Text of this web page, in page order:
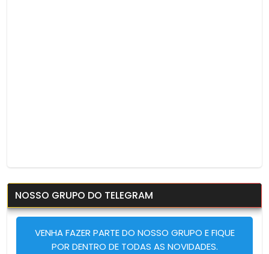
NOSSO GRUPO DO TELEGRAM
VENHA FAZER PARTE DO NOSSO GRUPO E FIQUE
POR DENTRO DE TODAS AS NOVIDADES.